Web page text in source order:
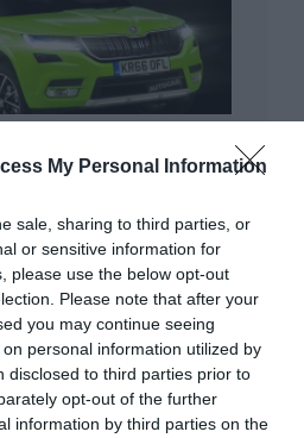
My Personal Information
sale, sharing to third parties, or
or sensitive information for
please use the below opt-out
Please note that after your
you may continue seeing
personal information utilized by
disclosed to third parties prior to
opt-out of the further
information by third parties on the
Kodiaq